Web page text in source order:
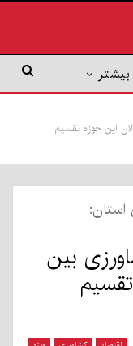
بیشتر
بین ۳۰درصد فعالان این حوزه تقسیم
بین
تقسیم